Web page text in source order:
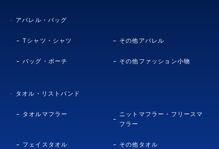
アパレル・バッグ
Tシャツ・シャツ その他アパレル
バッグ・ポーチ その他ファッション小物
タオル・リストバンド
タオルマフラー
ニットマフラー・フリースマ
フラー
フェイスタオル その他タオル